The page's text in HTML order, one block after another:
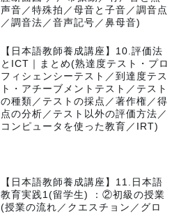
声音／特殊拍／母音と子音／調音点
／調音法／音声記号／鼻母音)
【日本語教師養成講座】10.評価法
とICT｜まとめ(熟達度テスト・プロ
フィシェンシーテスト／到達度テス
ト・アチーブメントテスト／テスト
の種類／テストの採点／著作権／得
点の分析／テスト以外の評価方法／
コンピュータを使った教育／IRT)
【日本語教師養成講座】11.日本語
教育実践1(留学生) ：②初級の授業
(授業の流れ／クエスチョン／グロ